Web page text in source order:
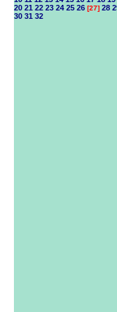
20 21 22 23 24 25 26 [27] 28
30 31 32